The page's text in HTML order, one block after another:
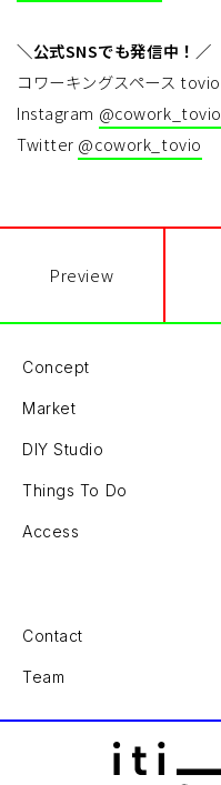
＼公式SNSでも発信中！／
コワーキングスペース tovio
Instagram @cowork_tovio
Twitter @cowork_tovio
Preview
Concept
Market
DIY Studio
Things To Do
Access
Contact
Team